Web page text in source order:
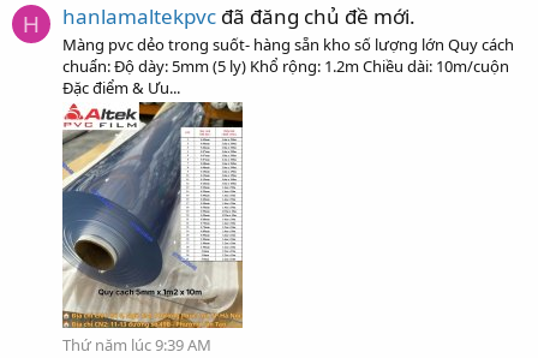
H hanlamaltekpvc đã đăng chủ đề mới.
Màng pvc dẻo trong suốt- hàng sẵn kho số lượng lớn Quy cách
chuẩn: Độ dày: 5mm (5 ly) Khổ rộng: 1.2m Chiều dài: 10m/cuộn
Đặc điểm & Ưu...
Thứ năm lúc 9:39 AM